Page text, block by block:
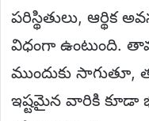
పరిస్థితులు, ఆర్థిక
విధంగా ఉంటుంది.
ముందుకు
ఇష్టమైన వారికి కూడా